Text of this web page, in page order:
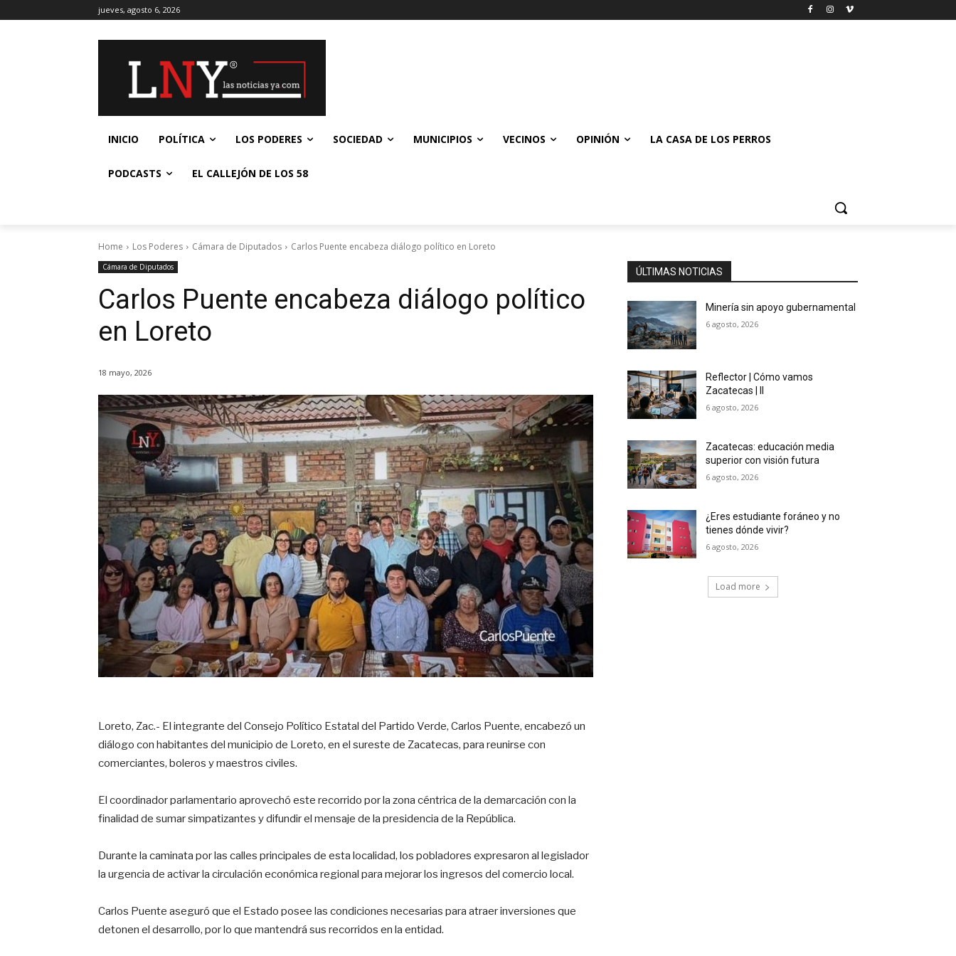
jueves, agosto 6, 2026
INICIO POLÍTICA LOS PODERES SOCIEDAD MUNICIPIOS VECINOS OPINIÓN LA CASA DE LOS PERROS
PODCASTS EL CALLEJÓN DE LOS 58
Home Los Poderes Cámara de Diputados Carlos Puente encabeza diálogo político en Loreto
Cámara de Diputados
Carlos Puente encabeza diálogo político
en Loreto
18 mayo, 2026
Loreto, Zac.- El integrante del Consejo Político Estatal del Partido Verde, Carlos Puente, encabezó un
diálogo con habitantes del municipio de Loreto, en el sureste de Zacatecas, para reunirse con
comerciantes, boleros y maestros civiles.
El coordinador parlamentario aprovechó este recorrido por la zona céntrica de la demarcación con la
finalidad de sumar simpatizantes y difundir el mensaje de la presidencia de la República.
Durante la caminata por las calles principales de esta localidad, los pobladores expresaron al legislador
la urgencia de activar la circulación económica regional para mejorar los ingresos del comercio local.
Carlos Puente aseguró que el Estado posee las condiciones necesarias para atraer inversiones que
detonen el desarrollo, por lo que mantendrá sus recorridos en la entidad.
ÚLTIMAS NOTICIAS
Minería sin apoyo gubernamental
6 agosto, 2026
Reflector | Cómo vamos
Zacatecas | II
6 agosto, 2026
Zacatecas: educación media
superior con visión futura
6 agosto, 2026
¿Eres estudiante foráneo y no
tienes dónde vivir?
6 agosto, 2026
Load more